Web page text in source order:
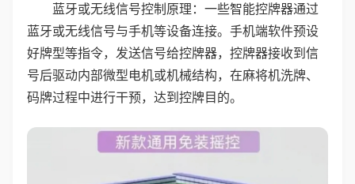
蓝牙或无线信号控制原理：一些智能控牌器通过
蓝牙或无线信号与手机等设备连接。手机端软件预设
好牌型等指令，发送信号给控牌器，控牌器接收到信
号后驱动内部微型电机或机械结构，在麻将机洗牌、
码牌过程中进行干预，达到控牌目的。